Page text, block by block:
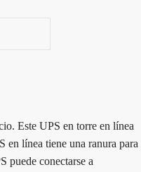
Este UPS en torre en línea
en línea tiene una ranura para
puede conectarse a